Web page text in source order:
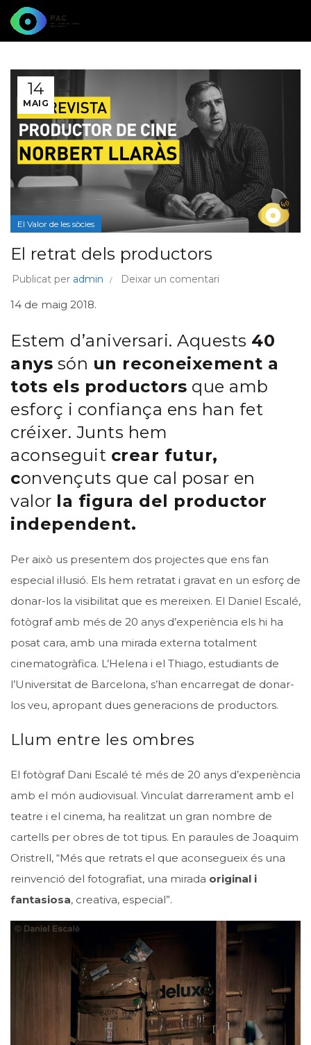
14
MAIG
El Valor de les sòcies
El retrat dels productors
Publicat per admin Deixar un comentari
14 de maig 2018.
Estem d’aniversari. Aquests 40
anys són un reconeixement a
tots els productors que amb
esforç i confiança ens han fet
créixer. Junts hem
aconseguit crear futur,
convençuts que cal posar en
valor la figura del productor
independent.
Per això us presentem dos projectes que ens fan
especial il·lusió. Els hem retratat i gravat en un esforç de
donar-los la visibilitat que es mereixen. El Daniel Escalé,
fotògraf amb més de 20 anys d’experiència els hi ha
posat cara, amb una mirada externa totalment
cinematogràfica. L’Helena i el Thiago, estudiants de
l’Universitat de Barcelona, s’han encarregat de donar-
los veu, apropant dues generacions de productors.
Llum entre les ombres
El fotògraf Dani Escalé té més de 20 anys d’experiència
amb el món audiovisual. Vinculat darrerament amb el
teatre i el cinema, ha realitzat un gran nombre de
cartells per obres de tot tipus. En paraules de Joaquim
Oristrell, “Més que retrats el que aconsegueix és una
reinvenció del fotografiat, una mirada original i
fantasiosa, creativa, especial”.